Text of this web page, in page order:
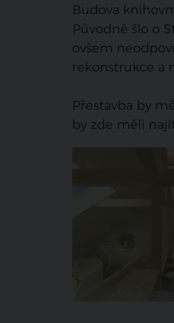
Budova
Původně šlo o
ovšem
rekonstrukce a
Přestavba by
by zde měli